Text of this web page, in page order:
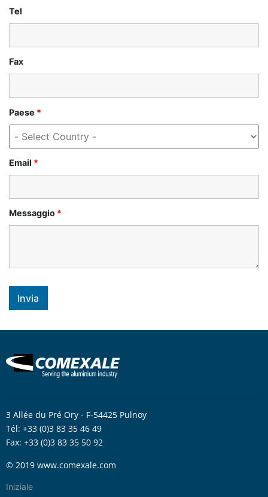
Tel
Fax
Paese *
Email *
Messaggio *
3 Allée du Pré Ory - F-54425 Pulnoy
Tél: +33 (0)3 83 35 46 49
Fax: +33 (0)3 83 35 50 92
© 2019 www.comexale.com
Iniziale